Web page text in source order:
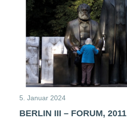
5. Januar 2024
BERLIN III – FORUM, 2011